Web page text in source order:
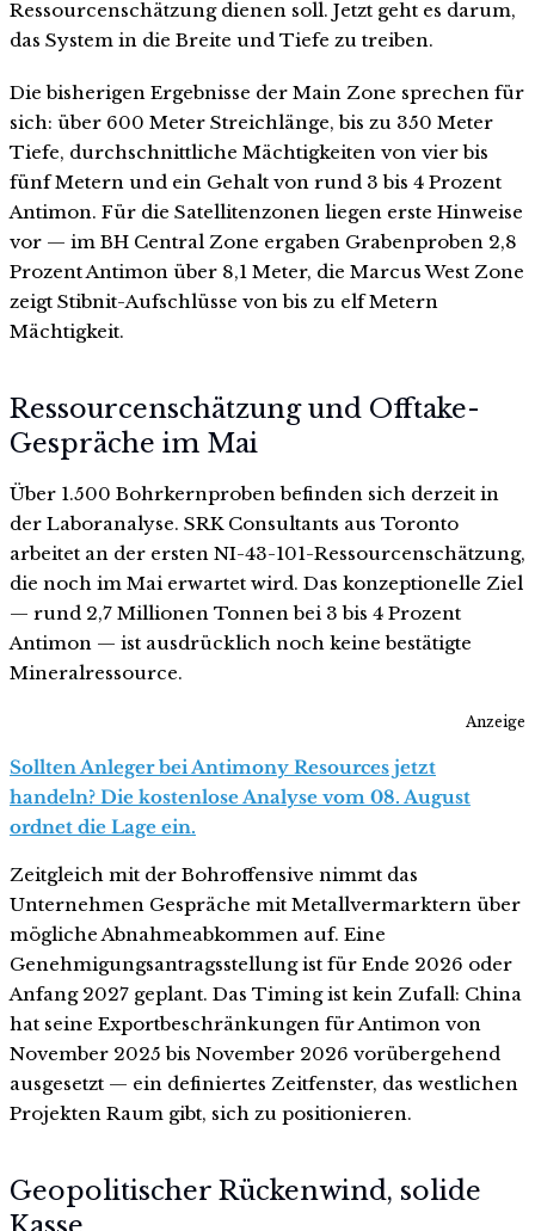
Ressourcenschätzung dienen soll. Jetzt geht es darum,
das System in die Breite und Tiefe zu treiben.
Die bisherigen Ergebnisse der Main Zone sprechen für
sich: über 600 Meter Streichlänge, bis zu 350 Meter
Tiefe, durchschnittliche Mächtigkeiten von vier bis
fünf Metern und ein Gehalt von rund 3 bis 4 Prozent
Antimon. Für die Satellitenzonen liegen erste Hinweise
vor — im BH Central Zone ergaben Grabenproben 2,8
Prozent Antimon über 8,1 Meter, die Marcus West Zone
zeigt Stibnit-Aufschlüsse von bis zu elf Metern
Mächtigkeit.
Ressourcenschätzung und Offtake-
Gespräche im Mai
Über 1.500 Bohrkernproben befinden sich derzeit in
der Laboranalyse. SRK Consultants aus Toronto
arbeitet an der ersten NI-43-101-Ressourcenschätzung,
die noch im Mai erwartet wird. Das konzeptionelle Ziel
— rund 2,7 Millionen Tonnen bei 3 bis 4 Prozent
Antimon — ist ausdrücklich noch keine bestätigte
Mineralressource.
Anzeige
Sollten Anleger bei Antimony Resources jetzt
handeln? Die kostenlose Analyse vom 08. August
ordnet die Lage ein.
Zeitgleich mit der Bohroffensive nimmt das
Unternehmen Gespräche mit Metallvermarktern über
mögliche Abnahmeabkommen auf. Eine
Genehmigungsantragsstellung ist für Ende 2026 oder
Anfang 2027 geplant. Das Timing ist kein Zufall: China
hat seine Exportbeschränkungen für Antimon von
November 2025 bis November 2026 vorübergehend
ausgesetzt — ein definiertes Zeitfenster, das westlichen
Projekten Raum gibt, sich zu positionieren.
Geopolitischer Rückenwind, solide